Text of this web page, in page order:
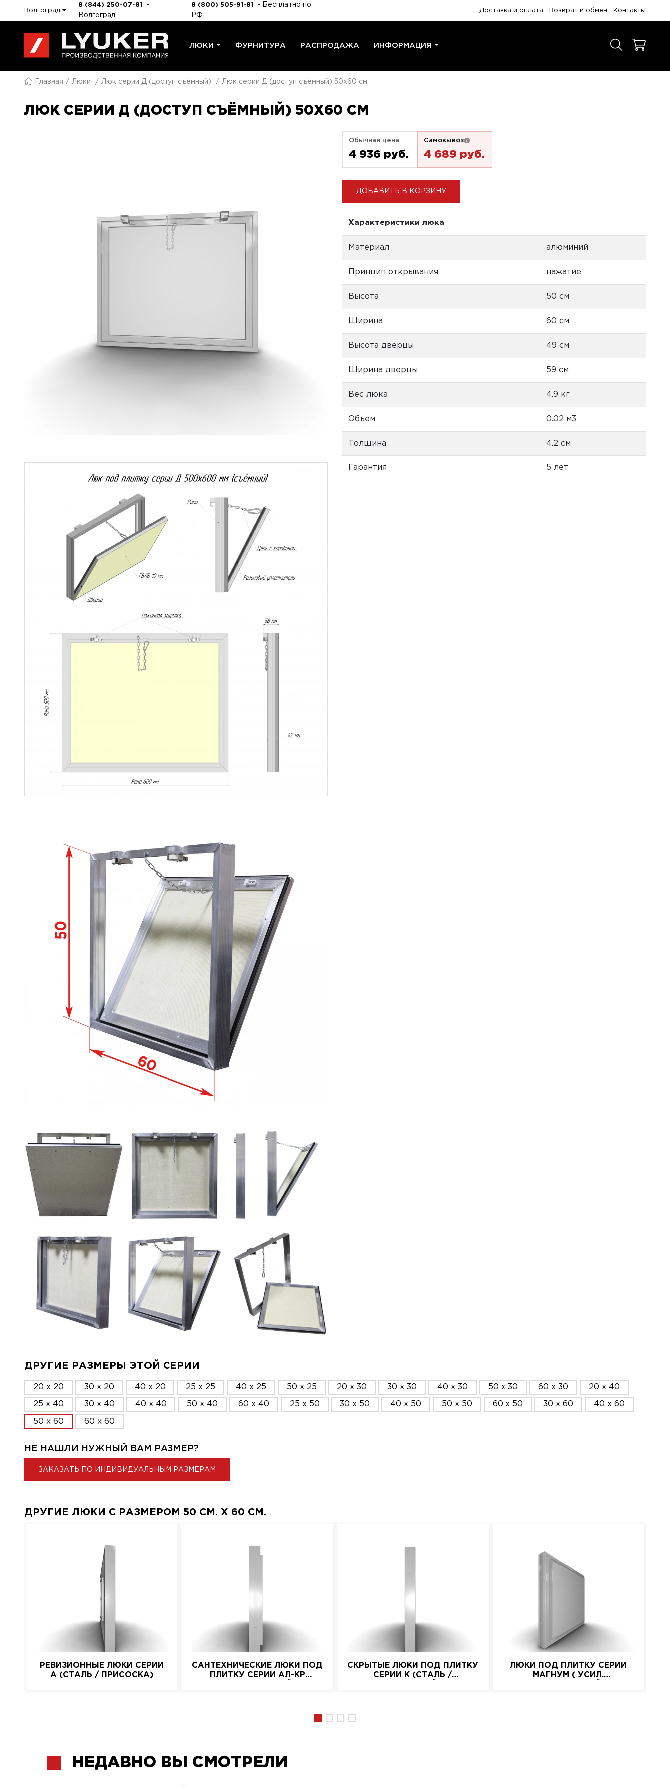
Волгоград
8 (844) 250-07-81
-
Волгоград
8 (800) 505-91-81
- Бесплатно по
РФ
Доставка и оплата Возврат и обмен Контакты
ЛЮКИ ФУРНИТУРА РАСПРОДАЖА ИНФОРМАЦИЯ
Главная Люки Люк серии Д (доступ съёмный) Люк серии Д (доступ съёмный) 50x60 см
ЛЮК СЕРИИ Д (ДОСТУП СЪЁМНЫЙ) 50X60 СМ
Обычная цена
4 936 pуб.
Самовывоз
4 689 pуб.
ДОБАВИТЬ В КОРЗИНУ
Характеристики люка
Материал алюминий
Принцип открывания нажатие
Высота 50 см
Ширина 60 см
Высота дверцы 49 см
Ширина дверцы 59 см
Вес люка 4.9 кг
Объем 0.02 м3
Толщина 4.2 см
Гарантия 5 лет
ДРУГИЕ РАЗМЕРЫ ЭТОЙ СЕРИИ
20 x 20 30 x 20 40 x 20 25 x 25 40 x 25 50 x 25 20 x 30 30 x 30 40 x 30 50 x 30 60 x 30 20 x 40
25 x 40 30 x 40 40 x 40 50 x 40 60 x 40 25 x 50 30 x 50 40 x 50 50 x 50 60 x 50 30 x 60 40 x 60
50 x 60 60 x 60
НЕ НАШЛИ НУЖНЫЙ ВАМ РАЗМЕР?
ЗАКАЗАТЬ ПО ИНДИВИДУАЛЬНЫМ РАЗМЕРАМ
ДРУГИЕ ЛЮКИ С РАЗМЕРОМ 50 СМ. X 60 СМ.
РЕВИЗИОННЫЕ ЛЮКИ СЕРИИ
A (СТАЛЬ / ПРИСОСКА)
САНТЕХНИЧЕСКИЕ ЛЮКИ ПОД
ПЛИТКУ СЕРИИ АЛ-КР
СКРЫТЫЕ ЛЮКИ ПОД ПЛИТКУ
СЕРИИ K (СТАЛЬ /
ЛЮКИ ПОД ПЛИТКУ СЕРИИ
МАГНУМ ( УСИЛ.
НЕДАВНО ВЫ СМОТРЕЛИ